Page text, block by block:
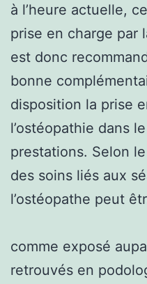
à l’heure actuelle,
prise en charge par
est donc
bonne
disposition la prise
l’ostéopathie dans
prestations. Selon
des soins liés aux
l’ostéopathe peut
comme exposé
retrouvés en